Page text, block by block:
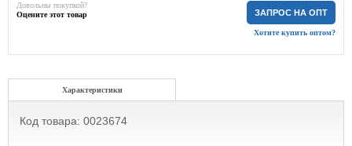
ЗАПРОС НА ОПТ
Хотите купить оптом?
Довольны покупкой?
Оцените этот товар
Характеристики
Код товара: 0023674